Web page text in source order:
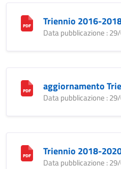
Triennio 2016-
Data pubblicazione :
aggiornamento
Data pubblicazione :
Triennio 2018-
Data pubblicazione :